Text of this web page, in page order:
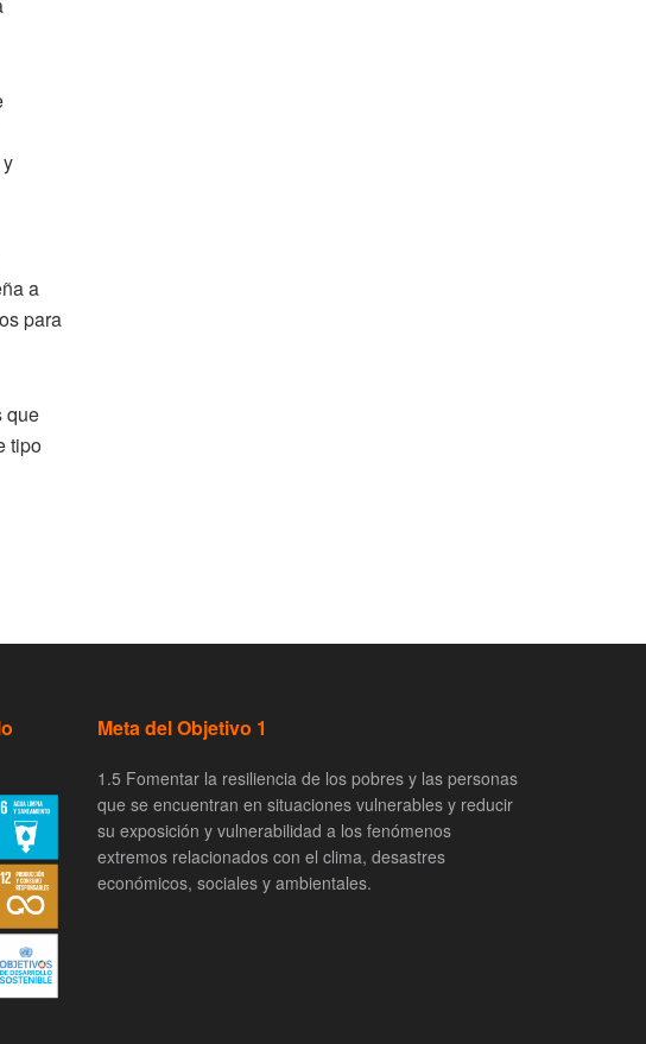
a
para
que
tipo
Meta del Objetivo 1
1.5 Fomentar la resiliencia de los pobres y las personas
que se encuentran en situaciones vulnerables y reducir
su exposición y vulnerabilidad a los fenómenos
extremos relacionados con el clima, desastres
económicos, sociales y ambientales.